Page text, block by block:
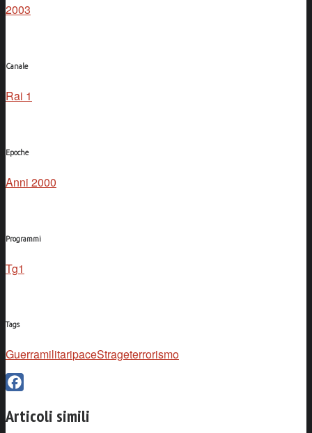
2003
Canale
Rai 1
Epoche
Anni 2000
Programmi
Tg1
Tags
GuerramilitaripaceStrageterrorismo
Articoli simili